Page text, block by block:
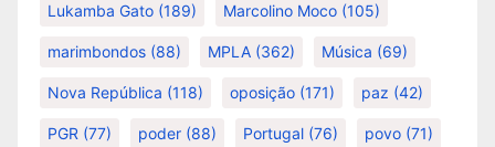
Lukamba Gato (189) Marcolino Moco (105)
marimbondos (88) MPLA (362) Música (69)
Nova República (118) oposição (171) paz (42)
PGR (77) poder (88) Portugal (76) povo (71)